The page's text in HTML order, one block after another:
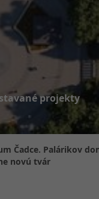
projekty
Čadce. Palárikov
novú tvár